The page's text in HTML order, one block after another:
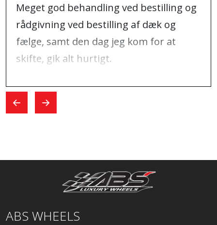
Meget god behandling ved bestilling og
rådgivning ved bestilling af dæk og
fælge, samt den dag jeg kom for at
skifte, gik alt hurtigt.
ABS WHEELS